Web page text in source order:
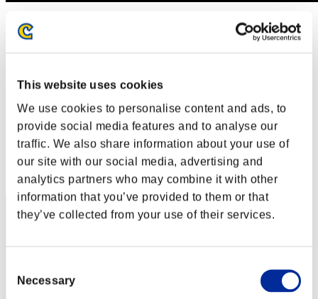
This website uses cookies
We use cookies to personalise content and ads, to
provide social media features and to analyse our
traffic. We also share information about your use of
our site with our social media, advertising and
analytics partners who may combine it with other
information that you’ve provided to them or that
they’ve collected from your use of their services.
Selection
Necessary
Sfida limitata per livello N. 919
20.02.2024 15:00 (JST) - 26.02.2024 15:00 (JST)
Co-op
(Le classifiche sono aggiornate ogni 6 ore)
Classifiche
Posizione
10